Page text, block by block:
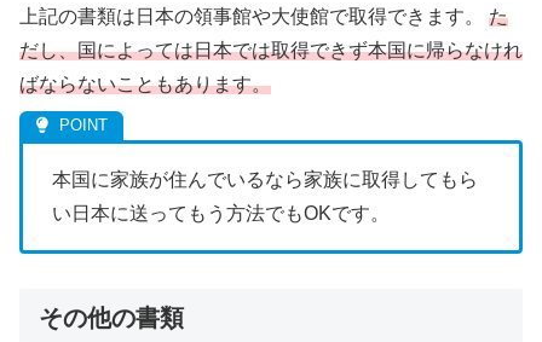
上記の書類は日本の領事館や大使館で取得できます。
た
だし、国によっては日本では取得できず本国に帰らなけれ
ばならないこともあります。
本国に家族が住んでいるなら家族に取得してもら
い日本に送ってもう方法でもOKです。
その他の書類